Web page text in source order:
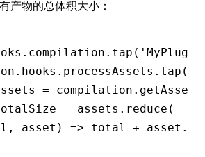
产物的总体积大小：
. compilation .tap (
. hooks . processAssets .tap (
= compilation .getAssets
= assets .reduce (
, asset) => total + asset .